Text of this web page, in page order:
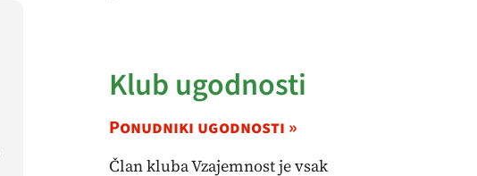
Klub ugodnosti
Ponudniki ugodnosti »
Član kluba Vzajemnost je vsak